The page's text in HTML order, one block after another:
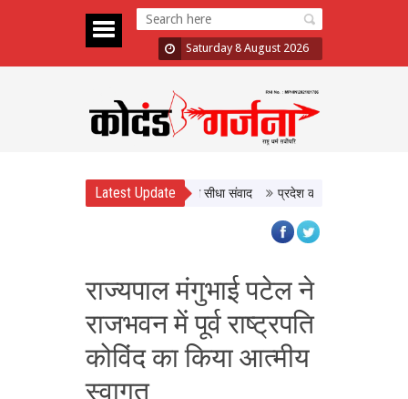
Saturday 8 August 2026
Latest Update
मुख्यमंत्री डॉ. यादव ने किसानों से किया सीधा संवाद प्रदेश की सांस्कृतिक विरासत
राज्यपाल मंगुभाई पटेल ने
राजभवन में पूर्व राष्ट्रपति
कोविंद का किया आत्मीय
स्वागत